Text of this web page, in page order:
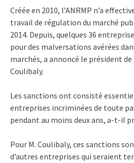
Créée en 2010, l’ANRMP n’a
travail de régulation du marché
2014. Depuis, quelques 36
pour des malversations avérées
marchés, a annoncé le président
Coulibaly.
Les sanctions ont consisté
entreprises incriminées de toute
pendant au moins deux ans, a-t-il
Pour M. Coulibaly, ces sanctions
d’autres entreprises qui seraient